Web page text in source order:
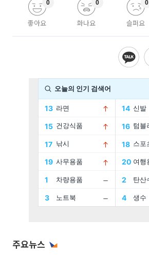
좋아요
0
화나요
0
슬퍼요
0
주요뉴스